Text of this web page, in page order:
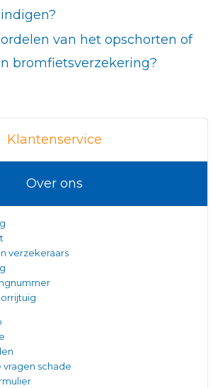
van het opschorten of
bromfietsverzekering?
Klantenservice
Over ons
verzekeraars
schade